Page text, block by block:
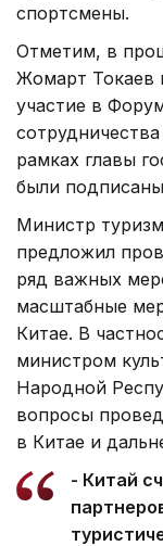
спортсмены.
Отметим, в
Жомарт Токаев
участие в
рамках главы
были
Министр
предложил
ряд важных
масштабные
Китае. В
министром
Народной
вопросы
в Китае и
- Китай